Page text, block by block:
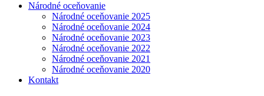
Národné oceňovanie
Národné oceňovanie 2025
Národné oceňovanie 2024
Národné oceňovanie 2023
Národné oceňovanie 2022
Národné oceňovanie 2021
Národné oceňovanie 2020
Kontakt